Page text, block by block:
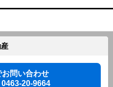
お問い合わせ
20-9664